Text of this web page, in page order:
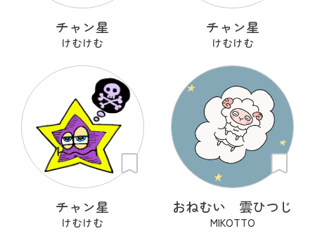
チャン星
けむけむ
チャン星
けむけむ
チャン星
けむけむ
おねむい 雲ひつじ
MIKOTTO